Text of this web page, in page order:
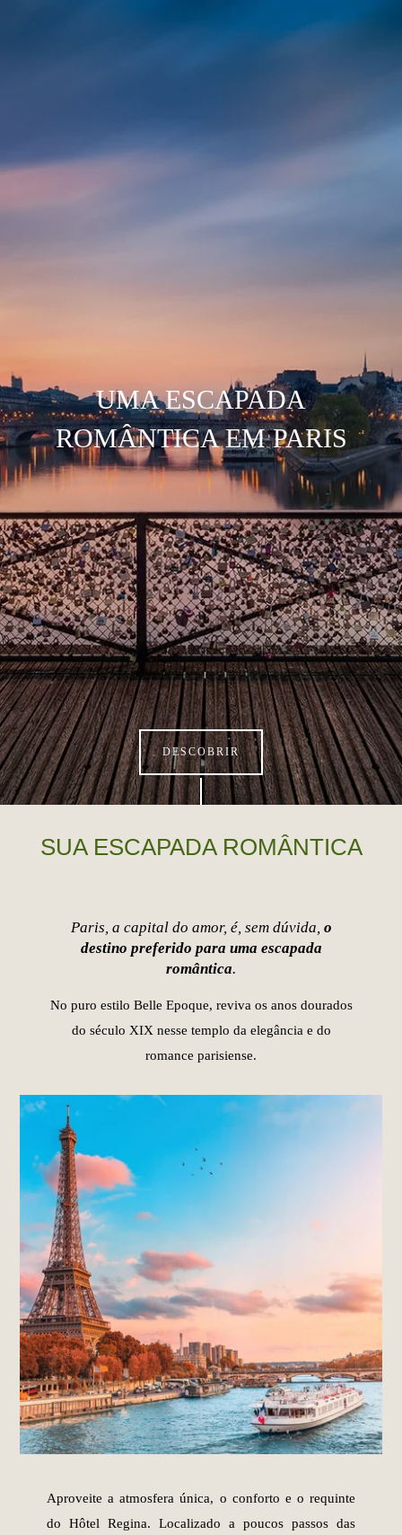
UMA ESCAPADA
ROMÂNTICA EM PARIS
DESCOBRIR
SUA ESCAPADA ROMÂNTICA
Paris, a capital do amor, é, sem dúvida, o
destino preferido para uma escapada
romântica.
No puro estilo Belle Epoque, reviva os anos dourados
do século XIX nesse templo da elegância e do
romance parisiense.
Aproveite a atmosfera única, o conforto e o requinte
do Hôtel Regina. Localizado a poucos passos das